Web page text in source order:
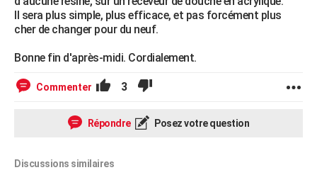
Il sera plus simple, plus efficace, et pas forcément plus
cher de changer pour du neuf.
Bonne fin d'après-midi. Cordialement.
Commenter 3
Répondre Posez votre question
Discussions similaires